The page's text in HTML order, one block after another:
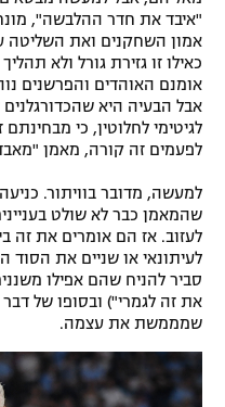
תקנון עבור פעילות
תקנון עבור פעילות ספורט 1 –
גיימינג E-Sports
תנאי שימוש
מדיניות פרטיות
תקנון פעילות ספורט 1
רשיון להקרנה פומבית
הצטרפות לחבילת
בייסבול MLB
ספורט אתגרי ואקסטרים
אומנויות לחימה
גיימינג E-Sports
"איבד את חדר ההלבשה",
אמון השחקנים ואת השליטה
כאילו זו גזירת גורל ולא
אומנם האוהדים והפרשנים
אבל הבעיה היא
לגיטימי לחלוטין, כי
לפעמים זה קורה, מאמן
למעשה, מדובר בוויתור.
שהמאמן כבר לא שולט
לעזוב. אז הם אומרים את זה
לעיתונאי או שניים את
סביר להניח שהם אפילו
את זה לגמרי") ובסופו של
שמממשת את עצמה.